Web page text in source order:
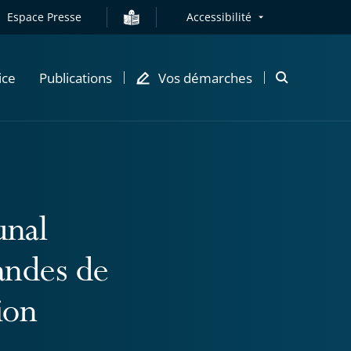
Espace Presse Accessibilité
Publications Vos démarches
Ouvrir
de